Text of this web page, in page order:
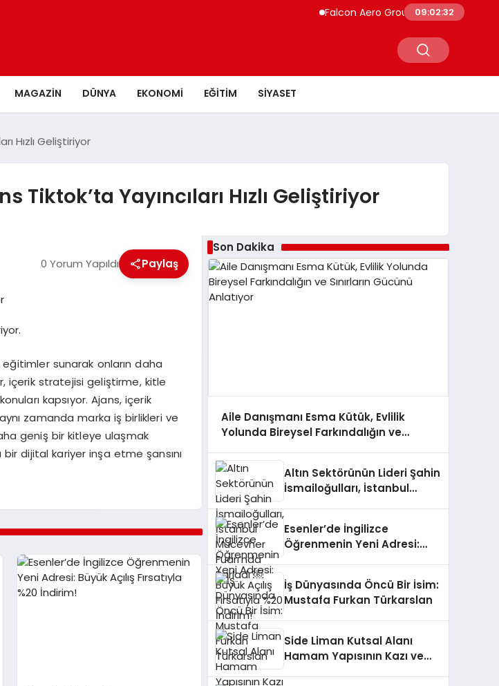
Falcon Aero Group, Küresel Havacılık
09:02:32
MAGAZIN DÜNYA EKONOMI EĞITIM SIYASET
Hızlı Geliştiriyor
Yayıncıları Hızlı Geliştiriyor
0 Yorum Yapıldı Paylaş
eğitimler sunarak onların daha
içerik stratejisi geliştirme, kitle
kapsıyor. Ajans, içerik
zamanda marka iş birlikleri ve
geniş bir kitleye ulaşmak
bir dijital kariyer inşa etme şansını
Son Dakika
Aile Danışmanı Esma Kütük, Evlilik
Yolunda Bireysel Farkındalığın ve
Altın Sektörünün Lideri Şahin
İsmailoğulları, İstanbul
Esenler’de İngilizce
Öğrenmenin Yeni Adresi:
İş Dünyasında Öncü Bir İsim:
Mustafa Furkan Türkarslan
Side Liman Kutsal Alanı
Hamam Yapısının Kazı ve